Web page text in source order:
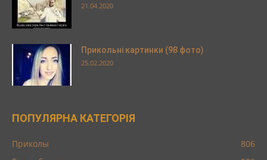
21.04.2020
Прикольні картинки (98 фото)
25.02.2020
ПОПУЛЯРНА КАТЕГОРІЯ
Приколы
806